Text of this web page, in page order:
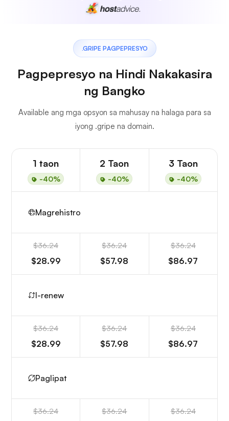
.GRIPE PAGPEPRESYO
Pagpepresyo na Hindi Nakakasira
ng Bangko
Available ang mga opsyon sa mahusay na halaga para sa
iyong .gripe na domain.
1 taon
-40%
2 Taon
-40%
3 Taon
-40%
Magrehistro
$36.24
$28.99
$36.24
$57.98
$36.24
$86.97
I-renew
$36.24
$28.99
$36.24
$57.98
$36.24
$86.97
Paglipat
$36.24 $36.24 $36.24